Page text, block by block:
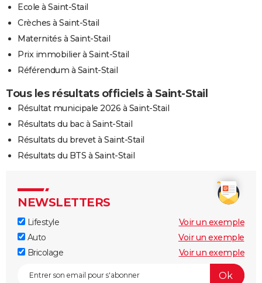
Ecole à Saint-Stail
Crèches à Saint-Stail
Maternités à Saint-Stail
Prix immobilier à Saint-Stail
Référendum à Saint-Stail
Tous les résultats officiels à Saint-Stail
Résultat municipale 2026 à Saint-Stail
Résultats du bac à Saint-Stail
Résultats du brevet à Saint-Stail
Résultats du BTS à Saint-Stail
NEWSLETTERS
Lifestyle
Voir un exemple
Auto
Voir un exemple
Bricolage
Voir un exemple